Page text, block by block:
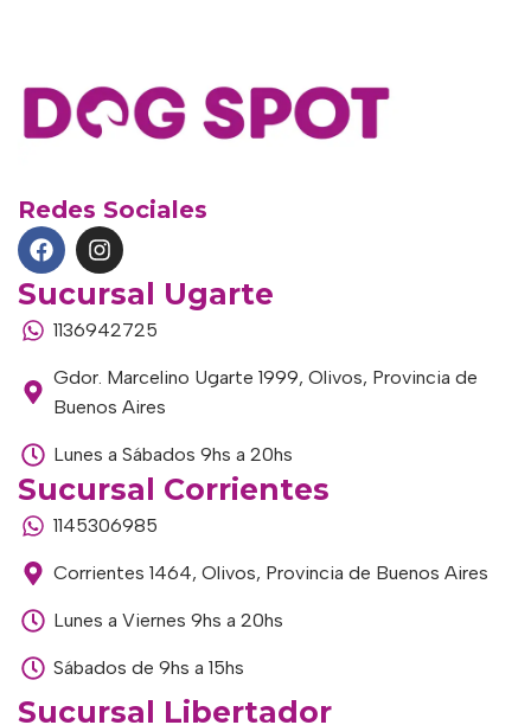
Redes Sociales
Sucursal Ugarte
1136942725
Gdor. Marcelino Ugarte 1999, Olivos, Provincia de
Buenos Aires
Lunes a Sábados 9hs a 20hs
Sucursal Corrientes
1145306985
Corrientes 1464, Olivos, Provincia de Buenos Aires
Lunes a Viernes 9hs a 20hs
Sábados de 9hs a 15hs
Sucursal Libertador